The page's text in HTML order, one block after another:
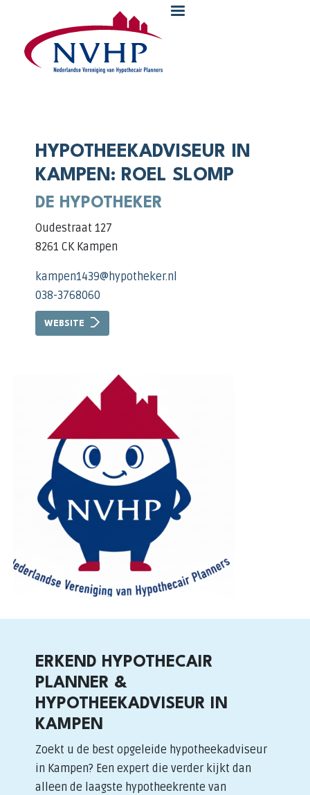
Overslaan en naar de inhoud gaan
HYPOTHEEKADVISEUR IN
KAMPEN: ROEL SLOMP
DE HYPOTHEKER
Oudestraat 127
8261 CK Kampen
kampen1439@hypotheker.nl
038-3768060
WEBSITE
ERKEND HYPOTHECAIR
PLANNER &
HYPOTHEEKADVISEUR IN
KAMPEN
Zoekt u de best opgeleide hypotheekadviseur
in Kampen? Een expert die verder kijkt dan
alleen de laagste hypotheekrente van